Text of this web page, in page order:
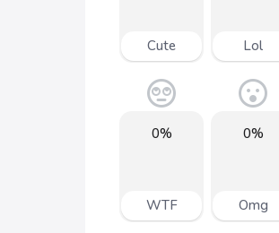
Lol
Cute
0%
Omg
0%
WTF